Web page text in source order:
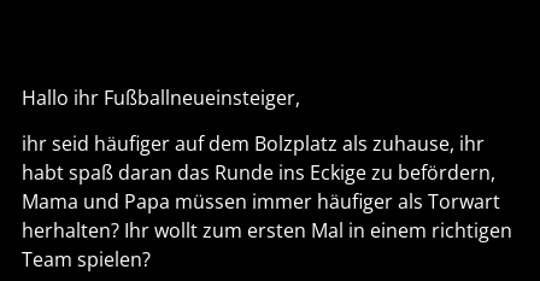
Hallo ihr Fußballneueinsteiger,
ihr seid häufiger auf dem Bolzplatz als zuhause, ihr
habt spaß daran das Runde ins Eckige zu befördern,
Mama und Papa müssen immer häufiger als Torwart
herhalten? Ihr wollt zum ersten Mal in einem richtigen
Team spielen?